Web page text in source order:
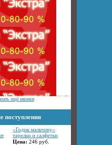
ещё иконки
поступления
«Годик мальчику»
тарелки и салфетки
Цена: 246 руб.